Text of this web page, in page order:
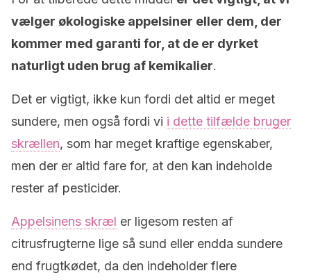
vælger økologiske appelsiner eller dem, der
kommer med garanti for, at de er dyrket
naturligt uden brug af kemikalier.
Det er vigtigt, ikke kun fordi det altid er meget
sundere, men også fordi vi i dette tilfælde bruger
skrællen, som har meget kraftige egenskaber,
men der er altid fare for, at den kan indeholde
rester af pesticider.
Appelsinens skræl er ligesom resten af
citrusfrugterne lige så sund eller endda sundere
end frugtkødet, da den indeholder flere